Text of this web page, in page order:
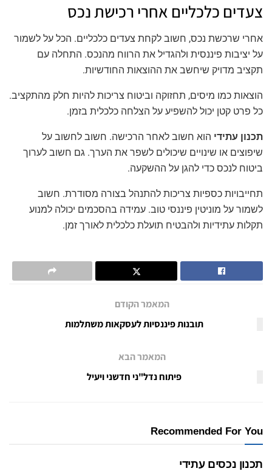
צעדים כלכליים אחרי רכישת נכס
אחרי שרכשת נכס, חשוב לקחת צעדים כלכליים. הכל על לשמור
על יציבות פיננסית ולהגדיל את הרווח מהנכס. התחלה עם
תקציב מדויק שיחשב את ההוצאות החודשיות.
הוצאות כמו מיסים, תחזוקה וביטוח צריכות להיות חלק מהתקציב.
כל פרט קטן יכול להשפיע על הצלחה כלכלית בזמן.
תכנון עתידי הוא חשוב לאחר הרכישה. חשוב לחשוב על
שיפוצים או שינויים שיכולים לשפר את הערך. גם חשוב לערוך
ביטוח לנכס כדי להגן על ההשקעה.
תחייבויות כספיות צריכות להתנהל בצורה מסודרת. חשוב
לשמור על מוניטין פיננסי טוב. עמידה בהסכמים יכולה למנוע
תקלות עתידיות ולהבטיח תועלת כלכלית לאורך זמן.
המאמר הקודם
תובנות פיננסיות לעסקאות משתלמות
המאמר הבא
פיתוח נדל"ני חדשני ויעיל
Recommended For You
תכנון נכסים עתידי